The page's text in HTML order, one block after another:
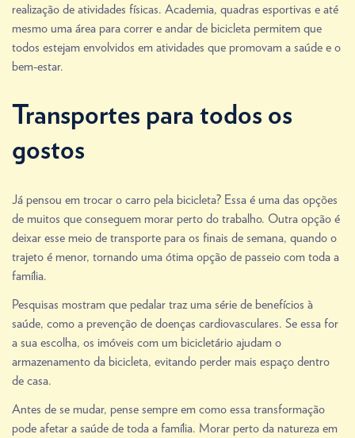
realização de atividades físicas. Academia, quadras esportivas e até
mesmo uma área para correr e andar de bicicleta permitem que
todos estejam envolvidos em atividades que promovam a saúde e o
bem-estar.
Transportes para todos os
gostos
Já pensou em trocar o carro pela bicicleta? Essa é uma das opções
de muitos que conseguem morar perto do trabalho. Outra opção é
deixar esse meio de transporte para os finais de semana, quando o
trajeto é menor, tornando uma ótima opção de passeio com toda a
família.
Pesquisas mostram que pedalar traz uma série de benefícios à
saúde, como a prevenção de doenças cardiovasculares. Se essa for
a sua escolha, os imóveis com um bicicletário ajudam o
armazenamento da bicicleta, evitando perder mais espaço dentro
de casa.
Antes de se mudar, pense sempre em como essa transformação
pode afetar a saúde de toda a família. Morar perto da natureza em